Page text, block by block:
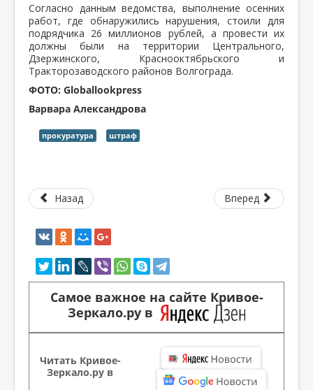
Согласно данным ведомства, выполнение осенних
работ, где обнаружились нарушения, стоили для
подрядчика 26 миллионов рублей, а провести их
должны были на территории Центрального,
Дзержинского, Краснооктябрьского и
Тракторозаводского районов Волгограда.
ФОТО: Globallookpress
Варвара Александрова
прокуратура штраф
Назад Вперед
Самое важное на сайте Кривое-
Зеркало.ру в
Читать Кривое-
Зеркало.ру в